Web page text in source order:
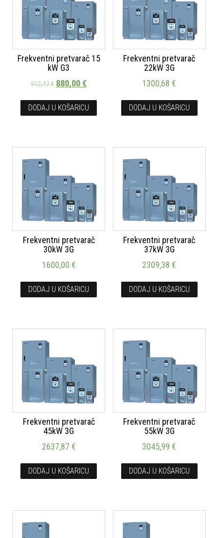
Frekventni pretvarač 15
kW G3
912,47€ 880,00€
DODAJ U KOŠARICU
Frekventni pretvarač
22kW 3G
1300,68€
DODAJ U KOŠARICU
Frekventni pretvarač
30kW 3G
1600,00 €
DODAJ U KOŠARICU
Frekventni pretvarač
37kW 3G
2309,38€
DODAJ U KOŠARICU
Frekventni pretvarač
45kW 3G
2637,87 €
DODAJ U KOŠARICU
Frekventni pretvarač
55kW 3G
3045,99€
DODAJ U KOŠARICU